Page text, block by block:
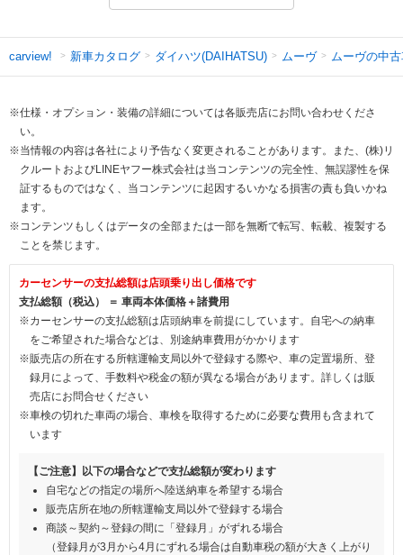
carview! 新車カタログ ダイハツ(DAIHATSU) ムーヴ ムーヴの中
※仕様・オプション・装備の詳細については各販売店にお問い合わせくださ
い。
※当情報の内容は各社により予告なく変更されることがあります。また、(株)リ
クルートおよびLINEヤフー株式会社は当コンテンツの完全性、無誤謬性を保
証するものではなく、当コンテンツに起因するいかなる損害の責も負いかね
ます。
※コンテンツもしくはデータの全部または一部を無断で転写、転載、複製する
ことを禁じます。
カーセンサーの支払総額は店頭乗り出し価格です
支払総額（税込） ＝ 車両本体価格＋諸費用
※カーセンサーの支払総額は店頭納車を前提にしています。自宅への納車
をご希望された場合などは、別途納車費用がかかります
※販売店の所在する所轄運輸支局以外で登録する際や、車の定置場所、登
録月によって、手数料や税金の額が異なる場合があります。詳しくは販
売店にお問合せください
※車検の切れた車両の場合、車検を取得するために必要な費用も含まれて
います
【ご注意】以下の場合などで支払総額が変わります
自宅などの指定の場所へ陸送納車を希望する場合
販売店所在地の所轄運輸支局以外で登録する場合
商談～契約～登録の間に「登録月」がずれる場合
（登録月が3月から4月にずれる場合は自動車税の額が大きく上がり